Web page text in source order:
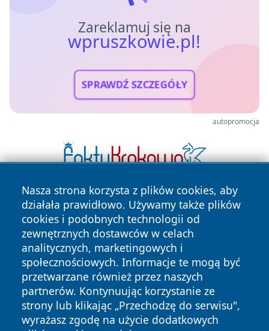
Zareklamuj się na
wpruszkowie.pl!
SPRAWDŹ SZCZEGÓŁY
autopromocja
Nasza strona korzysta z plików cookies, aby
działała prawidłowo. Używamy także plików
cookies i podobnych technologii od
zewnętrznych dostawców w celach
analitycznych, marketingowych i
społecznościowych. Informacje te mogą być
przetwarzane również przez naszych
partnerów. Kontynuując korzystanie ze
strony lub klikając „Przechodzę do serwisu",
wyrażasz zgodę na użycie dodatkowych
Copyright © 2026 wpruszkowie.pl Wszystkie prawa
zastrzeżone.
Polityka Polityka